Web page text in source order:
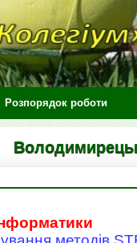
Розпорядок роботи